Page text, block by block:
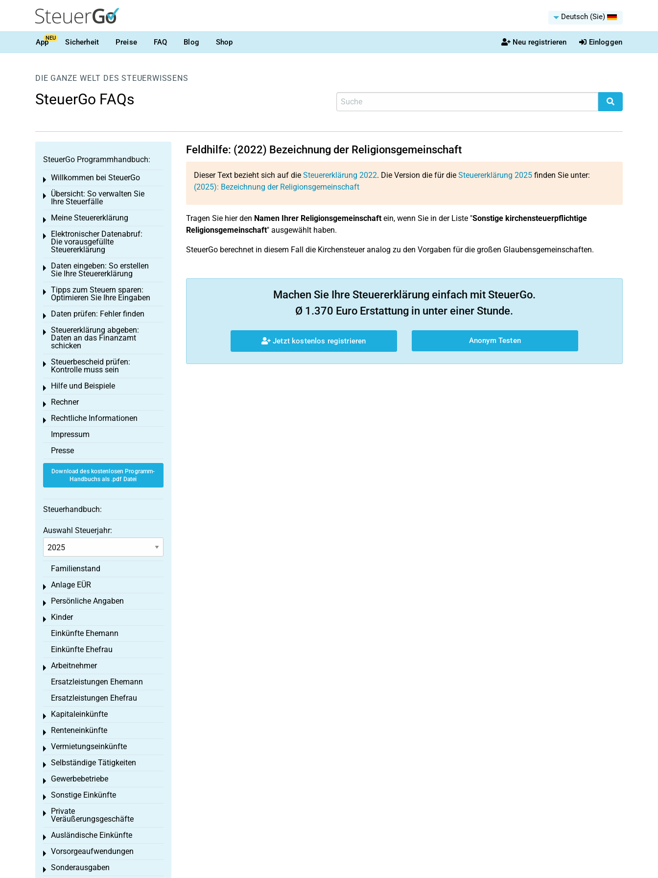
Deutsch (Sie)
AppNEU Sicherheit Preise FAQ Blog Shop Neu registrieren Einloggen
DIE GANZE WELT DES STEUERWISSENS
SteuerGo FAQs
Feldhilfe: (2022) Bezeichnung der Religionsgemeinschaft
Dieser Text bezieht sich auf die Steuererklärung 2022. Die Version die für die Steuererklärung 2025finden Sie unter:
(2025): Bezeichnung der Religionsgemeinschaft
Tragen Sie hier den Namen Ihrer Religionsgemeinschaftein, wenn Sie in der Liste "Sonstige kirchensteuerpflichtige
Religionsgemeinschaft" ausgewählt haben.
SteuerGo berechnet in diesem Fall die Kirchensteuer analog zu den Vorgaben für die großen Glaubensgemeinschaften.
Machen Sie Ihre Steuererklärung einfach mit SteuerGo.
Ø 1.370 Euro Erstattung in unter einer Stunde.
Jetzt kostenlos registrieren Anonym Testen
SteuerGo Programmhandbuch:
Willkommen bei SteuerGo
Toggle menu
Übersicht: So verwalten Sie
Ihre Steuerfälle
Toggle menu
Meine Steuererklärung
Toggle menu
Elektronischer Datenabruf:
Die vorausgefüllte
Steuererklärung
Toggle menu
Daten eingeben: So erstellen
Sie Ihre Steuererklärung
Toggle menu
Tipps zum Steuern sparen:
Optimieren Sie Ihre Eingaben
Toggle menu
Daten prüfen: Fehler finden
Toggle menu
Steuererklärung abgeben:
Daten an das Finanzamt
schicken
Toggle menu
Steuerbescheid prüfen:
Kontrolle muss sein
Toggle menu
Hilfe und Beispiele
Toggle menu
Rechner
Toggle menu
Rechtliche Informationen
Toggle menu
Impressum
Presse
Download des kostenlosen Programm-
Handbuchs als .pdf Datei
Steuerhandbuch:
Auswahl Steuerjahr:
Familienstand
Anlage EÜR
Toggle menu
Persönliche Angaben
Toggle menu
Kinder
Toggle menu
Einkünfte Ehemann
Einkünfte Ehefrau
Arbeitnehmer
Toggle menu
Ersatzleistungen Ehemann
Ersatzleistungen Ehefrau
Kapitaleinkünfte
Toggle menu
Renteneinkünfte
Toggle menu
Vermietungseinkünfte
Toggle menu
Selbständige Tätigkeiten
Toggle menu
Gewerbebetriebe
Toggle menu
Sonstige Einkünfte
Toggle menu
Private
Veräußerungsgeschäfte
Toggle menu
Ausländische Einkünfte
Toggle menu
Vorsorgeaufwendungen
Toggle menu
Sonderausgaben
Toggle menu